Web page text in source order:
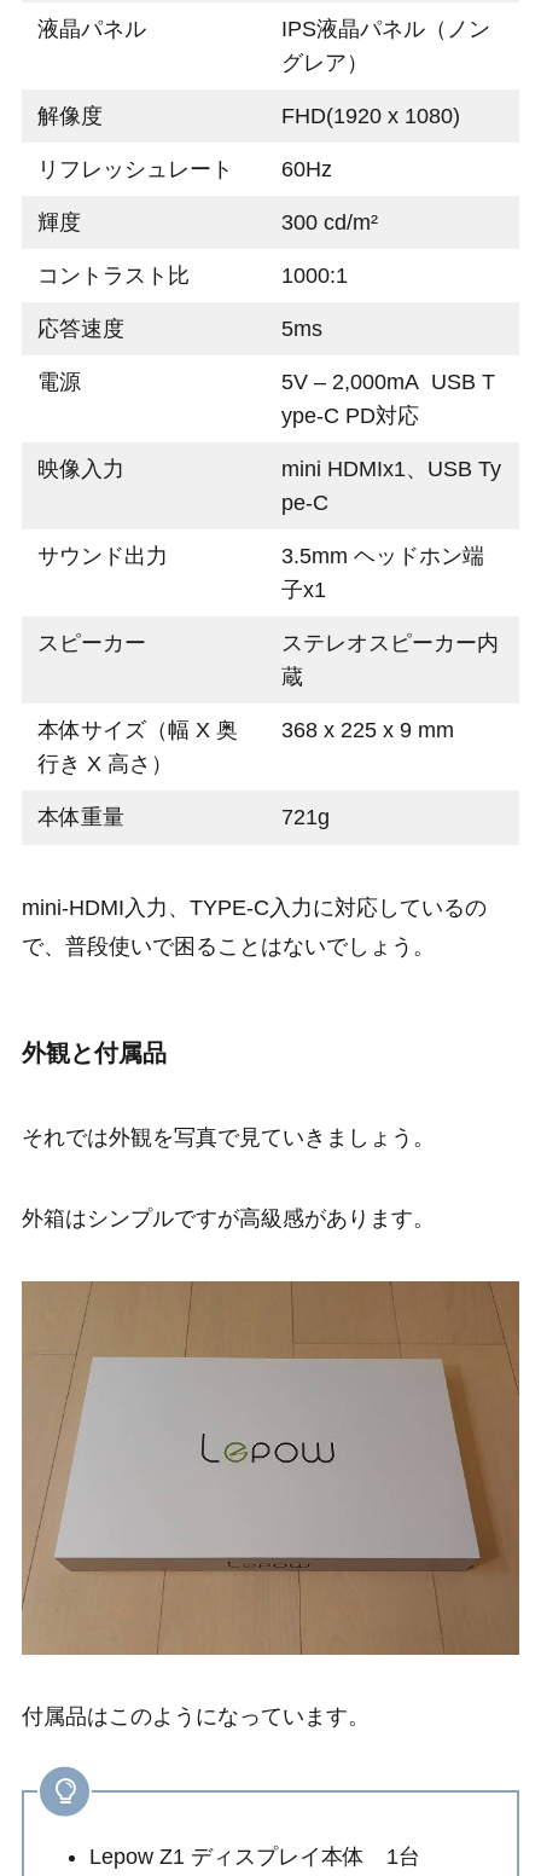
液晶パネル IPS液晶パネル（ ノン
グレア ）
解像度 FHD(1920 x 1080)
リフレッシュレート 60Hz
輝度 300 cd/m²
コントラスト比 1000:1
応答速度 5ms
電源 5V – 2,000mA USB T
ype-C PD対応
映像入力
mini HDMIx1、USB Ty
pe-C
サウンド出力
3.5mm ヘッドホン端
子x1
スピーカー
ステレオスピーカー内
蔵
本体サイズ（幅 X 奥
行き X 高さ）
368 x 225 x 9 mm
本体重量 721g
mini-HDMI入力、TYPE-C入力に対応しているの
で、普段使いで困ることはないでしょう。
外観と付属品
それでは外観を写真で見ていきましょう。
外箱はシンプルですが高級感があります。
付属品はこのようになっています。
Lepow Z1 ディスプレイ本体 1台